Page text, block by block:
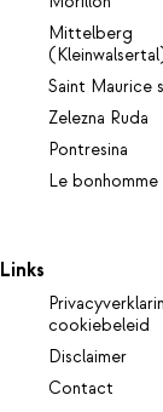
Mittelberg
Saint Maurice
Zelezna Ruda
Pontresina
Le bonhomme
Links
cookiebeleid
Disclaimer
Contact